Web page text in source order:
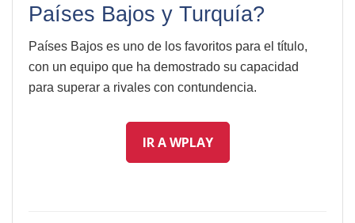
Países Bajos y Turquía?
Países Bajos es uno de los favoritos para el título,
con un equipo que ha demostrado su capacidad
para superar a rivales con contundencia.
IR A WPLAY